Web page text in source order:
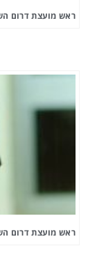
ראש מועצת דרום
ראש מועצת דרום